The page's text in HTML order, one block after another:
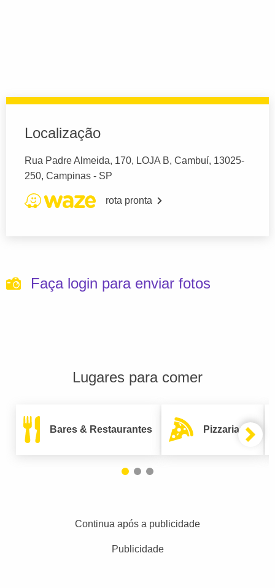
Localização
Rua Padre Almeida, 170, LOJA B, Cambuí, 13025-
250, Campinas - SP
rota pronta
Faça login para enviar fotos
Lugares para comer
Bares & Restaurantes Pizzarias
Continua após a publicidade
Publicidade